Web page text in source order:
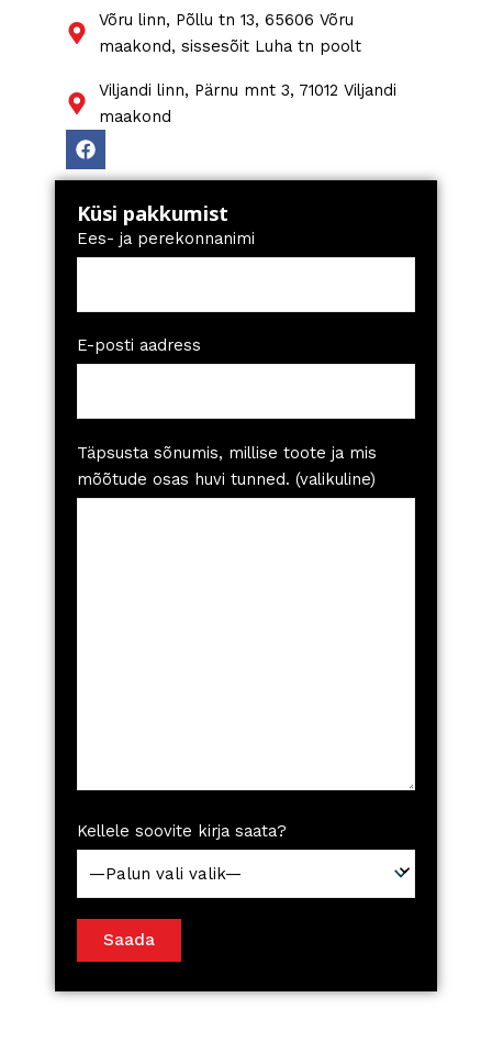
Võru linn, Põllu tn 13, 65606 Võru
maakond, sissesõit Luha tn poolt
Viljandi linn, Pärnu mnt 3, 71012 Viljandi
maakond
F
a
c
b
o
o
Küsi pakkumist
Ees- ja perekonnanimi
E-posti aadress
Täpsusta sõnumis, millise toote ja mis
mõõtude osas huvi tunned. (valikuline)
Kellele soovite kirja saata?